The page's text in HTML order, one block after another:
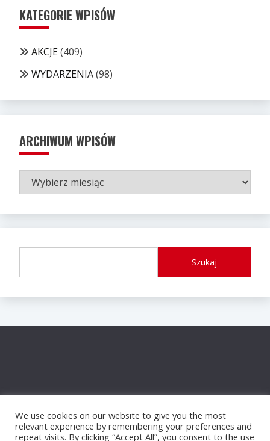
KATEGORIE WPISÓW
AKCJE(409)
WYDARZENIA(98)
ARCHIWUM WPISÓW
ARCHIWUM
WPISÓW
Szukaj
We use cookies on our website to give you the most
relevant experience by remembering your preferences and
repeat visits. By clicking “Accept All”, you consent to the use